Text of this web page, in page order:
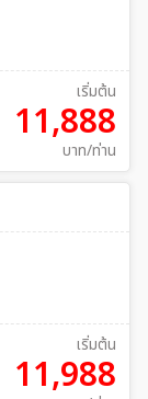
เริ่มต้น
11,888
บาท/ท่าน
เริ่มต้น
11,988